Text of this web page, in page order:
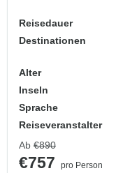
Reisedauer
Destinationen
Alter
Inseln
Sprache
Reiseveranstalter
Ab €890
€757
pro Person